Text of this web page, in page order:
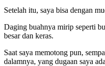
Setelah itu, saya bisa dengan
Daging buahnya mirip seperti
besar dan keras.
Saat saya memotong pun,
dalamnya, yang dugaan saya